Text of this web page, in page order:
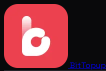
BitTopup